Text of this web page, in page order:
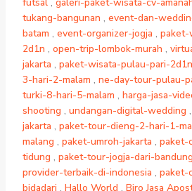
tukang-bangunan , event-dan-
batam , event-organizer-jogja , paket-
2d1n , open-trip-lombok-murah ,
jakarta , paket-wisata-pulau-pari-2d1n
3-hari-2-malam , ne-day-tour-pulau-
turki-8-hari-5-malam , harga-jasa-
shooting , undangan-digital-wedding ,
jakarta , paket-tour-dieng-2-hari-1-
malang , paket-umroh-jakarta , paket-
tidung , paket-tour-jogja-dari-bandung
provider-terbaik-di-indonesia , paket-
bidadari , Hallo World , Biro Jasa